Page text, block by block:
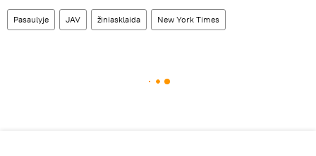
Pasaulyje JAV žiniasklaida New York Times